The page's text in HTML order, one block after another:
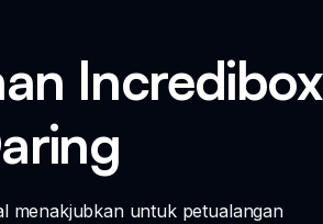
Incredibox
menakjubkan untuk petualangan